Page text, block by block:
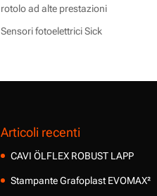
rotolo ad alte prestazioni
Sensori fotoelettrici Sick
Articoli recenti
CAVI ÖLFLEX ROBUST LAPP
Stampante Grafoplast EVOMAX²